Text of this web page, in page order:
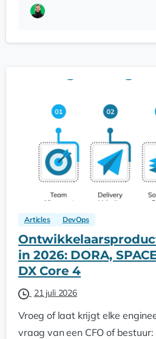
Articles DevOps
in 2026: DORA,
DX Core 4
21 juli 2026
Vroeg of laat krijgt elke
vraag van een CFO of